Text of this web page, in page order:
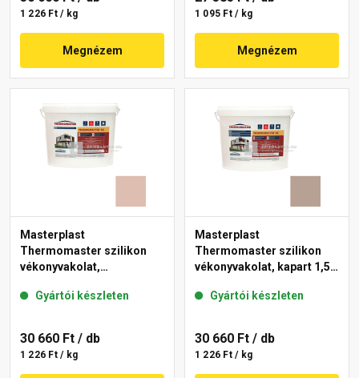
1 226 Ft / kg
Megnézem
1 095 Ft / kg
Megnézem
Masterplast
Thermomaster szilikon
vékonyvakolat,
13-D 25 kg
Gyártói készleten
30 660 Ft / db
1 226 Ft / kg
Masterplast
Thermomaster szilikon
vékonyvakolat, kapart 1,5
Gyártói készleten
30 660 Ft / db
1 226 Ft / kg